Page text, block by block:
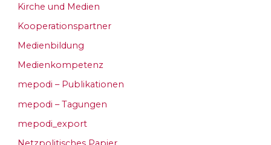
Kirche und Medien
Kooperationspartner
Medienbildung
Medienkompetenz
mepodi – Publikationen
mepodi – Tagungen
mepodi_export